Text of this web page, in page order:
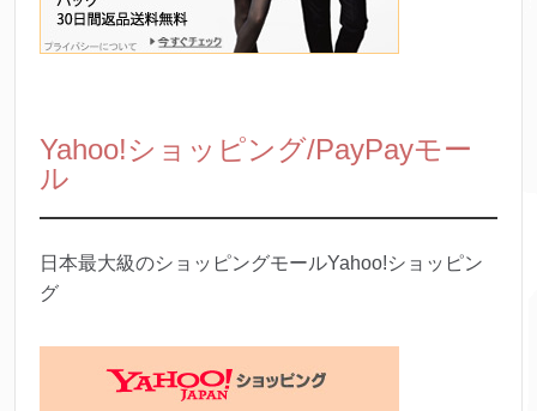
Yahoo!ショッピング/PayPayモー
ル
日本最大級のショッピングモールYahoo!ショッピン
グ